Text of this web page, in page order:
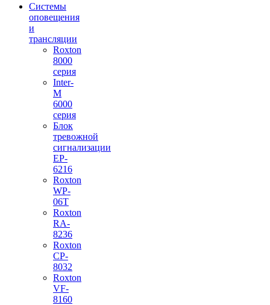
Системы
оповещения
и
трансляции
Roxton
8000
серия
Inter-
M
6000
серия
Блок
тревожной
сигнализации
EP-
6216
Roxton
WP-
06T
Roxton
RA-
8236
Roxton
CP-
8032
Roxton
VF-
8160